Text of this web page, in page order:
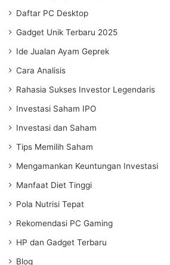
Daftar PC Desktop
Gadget Unik Terbaru 2025
Ide Jualan Ayam Geprek
Cara Analisis
Rahasia Sukses Investor Legendaris
Investasi Saham IPO
Investasi dan Saham
Tips Memilih Saham
Mengamankan Keuntungan Investasi
Manfaat Diet Tinggi
Pola Nutrisi Tepat
Rekomendasi PC Gaming
HP dan Gadget Terbaru
Blog